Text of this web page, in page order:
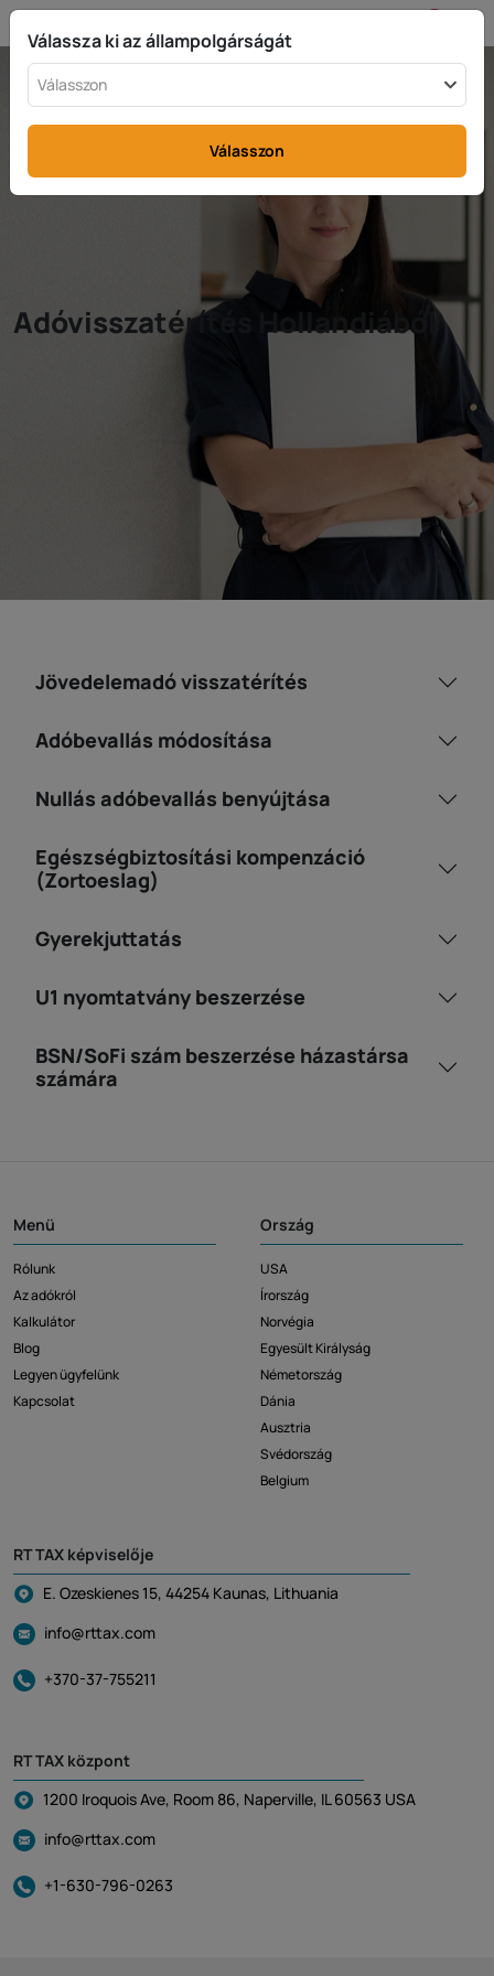
Adóvisszatérítés Hollandiából
Jövedelemadó visszatérítés
Adóbevallás módosítása
Nullás adóbevallás benyújtása
Egészségbiztosítási kompenzáció
(Zortoeslag)
Gyerekjuttatás
U1 nyomtatvány beszerzése
BSN/SoFi szám beszerzése házastársa
számára
Menü
Rólunk
Az adókról
Kalkulátor
Blog
Legyen ügyfelünk
Kapcsolat
Ország
USA
Írország
Norvégia
Egyesült Királyság
Németország
Dánia
Ausztria
Svédország
Belgium
RT TAX képviselője
E. Ozeskienes 15, 44254 Kaunas, Lithuania
info@rttax.com
+370-37-755211
RT TAX központ
1200 Iroquois Ave, Room 86, Naperville, IL 60563 USA
info@rttax.com
+1-630-796-0263
Válassza ki az állampolgárságát
Válasszon
Válasszon